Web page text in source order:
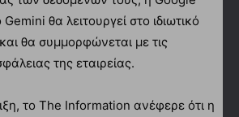
Gemini θα λειτουργεί στο ιδιωτικό
θα συμμορφώνεται με τις
της εταιρείας.
το The Information ανέφερε ότι η